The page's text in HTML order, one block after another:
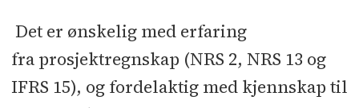
Det er ønskelig med erfaring
fra prosjektregnskap (NRS 2, NRS 13 og
IFRS 15), og fordelaktig med kjennskap til